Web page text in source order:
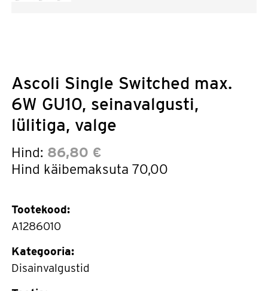
Ascoli Single Switched max.
6W GU10, seinavalgusti,
lülitiga, valge
Hind: 86,80 €
Hind käibemaksuta 70,00
Tootekood:
A1286010
Kategooria:
Disainvalgustid